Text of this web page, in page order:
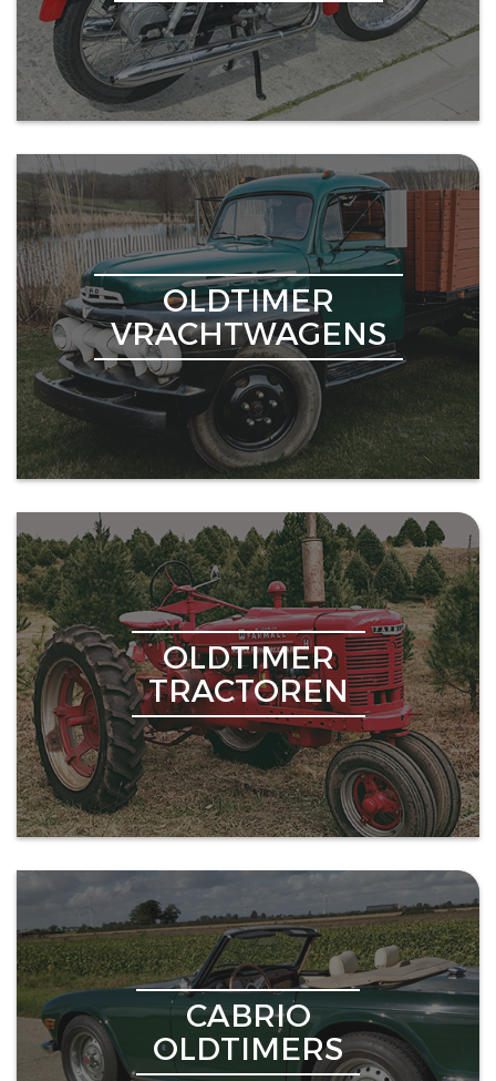
OLDTIMER
VRACHTWAGENS
OLDTIMER
TRACTOREN
CABRIO
OLDTIMERS